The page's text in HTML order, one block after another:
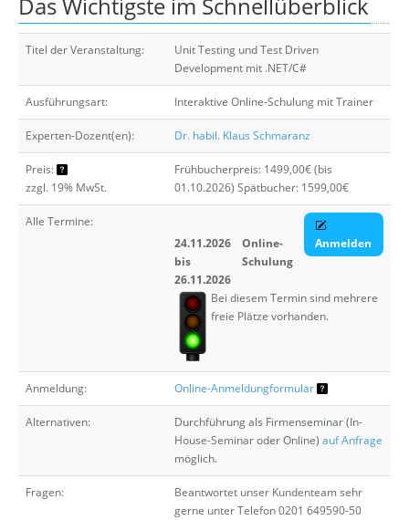
Über uns
Suche
Titel der Veranstaltung:
Unit Testing und Test Driven
Development mit .NET/C#
Ausführungsart: Interaktive Online-Schulung mit Trainer
Experten-Dozent(en): Dr. habil. Klaus Schmaranz
Preis:
zzgl. 19% MwSt.
Frühbucherpreis: 1499,00€ (bis
01.10.2026) Spätbucher: 1599,00€
Alle Termine:
24.11.2026
bis
26.11.2026
Online-
Schulung
Anmelden
Bei diesem Termin sind mehrere
freie Plätze vorhanden.
Anmeldung: Online-Anmeldungformular
Alternativen:
Durchführung als Firmenseminar (In-
House-Seminar oder Online) auf Anfrage
möglich.
Fragen:
Beantwortet unser Kundenteam sehr
gerne unter Telefon 0201 649590-50